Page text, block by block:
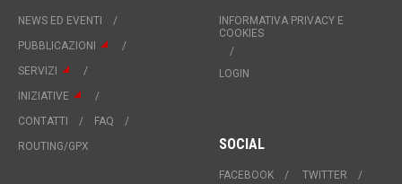
NEWS ED EVENTI
PUBBLICAZIONI
SERVIZI
INIZIATIVE
CONTATTI
FAQ
ROUTING/GPX
INFORMATIVA PRIVACY E
COOKIES
LOGIN
SOCIAL
FACEBOOK TWITTER